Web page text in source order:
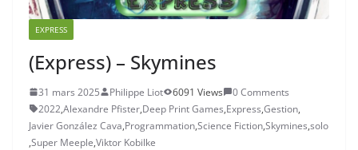
EXPRESS
(Express) – Skymines
31 mars 2025 Philippe Liot 6091 Views
0 Comments
2022,Alexandre Pfister,Deep Print Games,Express,Gestion,
Javier González Cava,Programmation,Science Fiction,Skymines,solo
,Super Meeple,Viktor Kobilke